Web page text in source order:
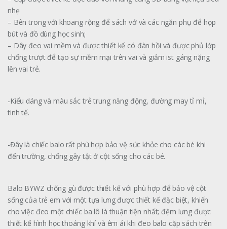
nhẹ
– Bên trong với khoang rộng để sách vở và các ngăn phụ để họp
bút và đồ dùng học sinh;
– Dây đeo vai mềm và được thiết kế có đàn hồi và được phủ lớp
chống trượt để tạo sự mềm mại trên vai và giảm ist gáng nặng
lên vai trẻ.
-Kiểu dáng và màu sắc trẻ trung năng động, đường may tỉ mỉ,
tinh tế.
-Đây là chiếc balo rất phù hợp bảo vệ sức khỏe cho các bé khi
đến trường, chống gây tật ở cột sống cho các bé.
Balo BYWZ chống gù được thiết kế với phù hợp để bảo vệ cột
sống của trẻ em với một tựa lưng được thiết kế đặc biệt, khiến
cho việc đeo một chiếc ba lô là thuận tiện nhất; đệm lưng được
thiết kế hình học thoáng khí và êm ái khi đeo balo cặp sách trên